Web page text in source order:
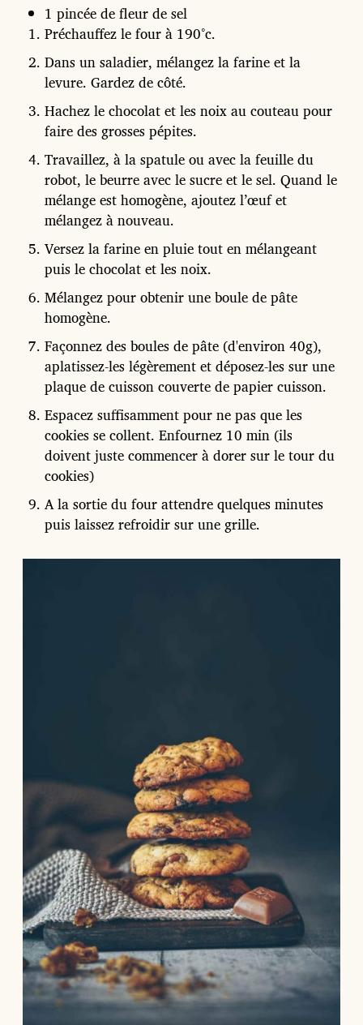
1 pincée de fleur de sel
Préchauffez le four à 190°c.
Dans un saladier, mélangez la farine et la
levure. Gardez de côté.
Hachez le chocolat et les noix au couteau pour
faire des grosses pépites.
Travaillez, à la spatule ou avec la feuille du
robot, le beurre avec le sucre et le sel. Quand le
mélange est homogène, ajoutez l’œuf et
mélangez à nouveau.
Versez la farine en pluie tout en mélangeant
puis le chocolat et les noix.
Mélangez pour obtenir une boule de pâte
homogène.
Façonnez des boules de pâte (d'environ 40g),
aplatissez-les légèrement et déposez-les sur une
plaque de cuisson couverte de papier cuisson.
Espacez suffisamment pour ne pas que les
cookies se collent. Enfournez 10 min (ils
doivent juste commencer à dorer sur le tour du
cookies)
A la sortie du four attendre quelques minutes
puis laissez refroidir sur une grille.